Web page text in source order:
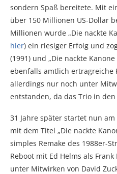
sondern Spaß bereitete. Mit
über 150 Millionen US-Dollar
Millionen wurde „Die nackte
hier) ein riesiger Erfolg und
(1991) und „Die nackte
ebenfalls amtlich ertragreiche
allerdings nur noch unter
entstanden, da das Trio in
31 Jahre später startet nun
mit dem Titel „Die nackte
simples Remake des 1988er-
Reboot mit Ed Helms als
unter Mitwirken von David